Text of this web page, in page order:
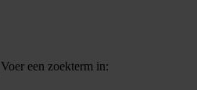
Voer een zoekterm in: